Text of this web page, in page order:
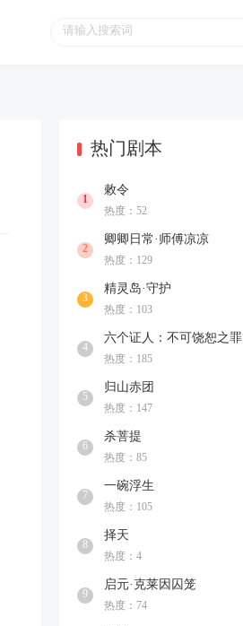
热门剧本
1
敕令
热度：52
2
卿卿日常·师傅凉凉
热度：129
3
精灵岛·守护
热度：103
4
六个证人：不可饶恕之罪
热度：185
5
归山赤团
热度：147
6
杀菩提
热度：85
7
一碗浮生
热度：105
8
择天
热度：4
9
启元·克莱因囚笼
热度：74